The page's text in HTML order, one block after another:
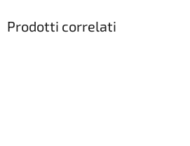
Prodotti correlati